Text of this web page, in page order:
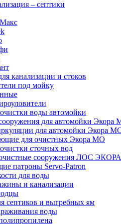
– септики
канализации и стоков
под мойку
воды автомойки
для автомойки Экора
для автомойки Экора
для очистных Экора МО
сточных вод
сооружения ЛОС ЭКОРА
патроны Servo-Patron
для воды
и канализации
септиков и выгребных ям
воды